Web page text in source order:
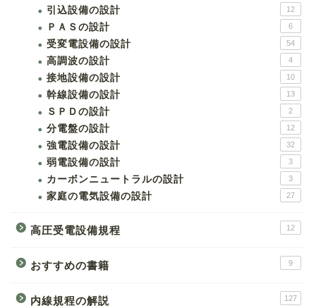
引込設備の設計 12
ＰＡＳの設計 6
受変電設備の設計 54
高調波の設計 4
接地設備の設計 10
幹線設備の設計 13
ＳＰＤの設計 2
分電盤の設計 12
強電設備の設計 32
弱電設備の設計 3
カーボンニュートラルの設計 3
家庭の電気設備の設計 27
高圧受電設備規程 12
おすすめの書籍 9
内線規程の解説 127